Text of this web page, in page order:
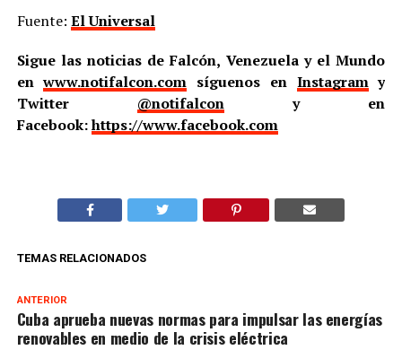
Fuente: El Universal
Sigue las noticias de Falcón, Venezuela y el Mundo
enwww.notifalcon.com síguenos en Instagramy
Twitter @notifalcony en
Facebook:https://www.facebook.com
TEMAS RELACIONADOS
ANTERIOR
Cuba aprueba nuevas normas para impulsar las energías
renovables en medio de la crisis eléctrica